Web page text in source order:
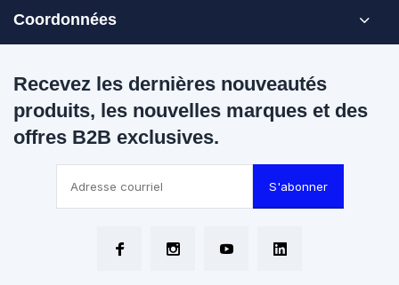
Coordonnées
Recevez les dernières nouveautés
produits, les nouvelles marques et des
offres B2B exclusives.
S'abonner